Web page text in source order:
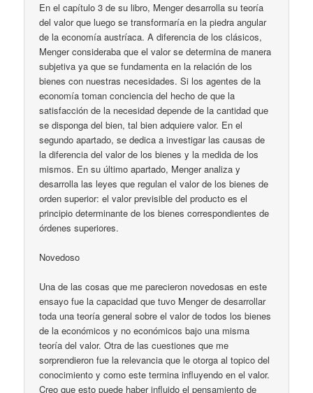
En el capítulo 3 de su libro, Menger desarrolla su teoría
del valor que luego se transformaría en la piedra angular
de la economía austríaca. A diferencia de los clásicos,
Menger consideraba que el valor se determina de manera
subjetiva ya que se fundamenta en la relación de los
bienes con nuestras necesidades. Si los agentes de la
economía toman conciencia del hecho de que la
satisfacción de la necesidad depende de la cantidad que
se disponga del bien, tal bien adquiere valor. En el
segundo apartado, se dedica a investigar las causas de
la diferencia del valor de los bienes y la medida de los
mismos. En su último apartado, Menger analiza y
desarrolla las leyes que regulan el valor de los bienes de
orden superior: el valor previsible del producto es el
principio determinante de los bienes correspondientes de
órdenes superiores.
Novedoso
Una de las cosas que me parecieron novedosas en este
ensayo fue la capacidad que tuvo Menger de desarrollar
toda una teoría general sobre el valor de todos los bienes
de la económicos y no económicos bajo una misma
teoría del valor. Otra de las cuestiones que me
sorprendieron fue la relevancia que le otorga al topico del
conocimiento y como este termina influyendo en el valor.
Creo que esto puede haber influido el pensamiento de